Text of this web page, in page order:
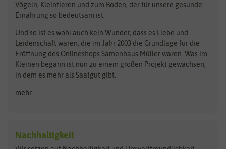
Rasensamen
Steckzwiebeln
Zimmer & Kübelpflanzen
Kataloge
Schnäppchen
Anzucht & Gartenzubehör
Anzuchtschalen
Heizmatte & Heizkabel
Bionana
BIOWOL
Blumicorn
Bûten Birds
Carl Pabst
Feldsaaten Freudenberger
Fertil
Flora Elite
Vögeln, Kleintieren und zum Boden, der für unsere gesunde
Ernährung so bedeutsam ist.
Und so ist es wohl auch kein Wunder, dass es Liebe und
Leidenschaft waren, die im Jahr 2003 die Grundlage für die
Eröffnung des Onlineshops Samenhaus Müller waren. Was im
Kleinen begann ist nun zu einem großen Projekt gewachsen,
in dem es mehr als Saatgut gibt.
mehr...
Nachhaltigkeit